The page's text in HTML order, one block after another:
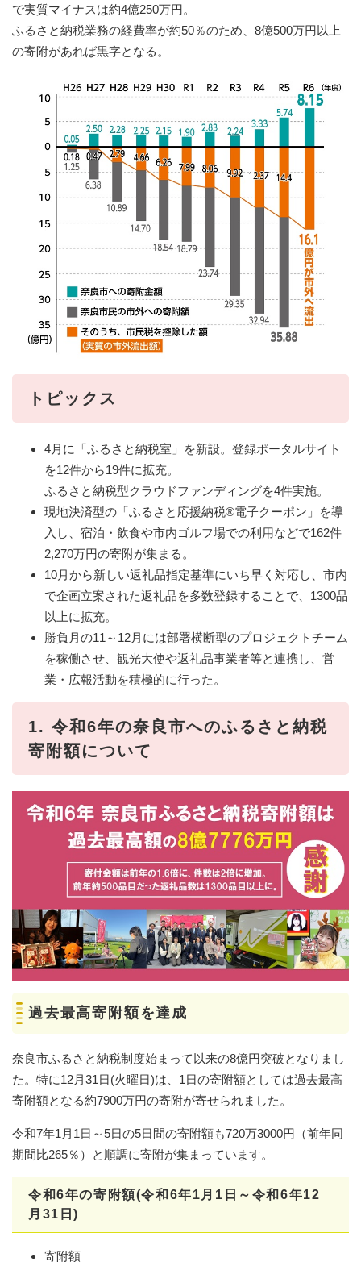
で実質マイナスは約4億250万円。
ふるさと納税業務の経費率が約50％のため、8億500万円以上
の寄附があれば黒字となる。
トピックス
4月に「ふるさと納税室」を新設。登録ポータルサイト
を12件から19件に拡充。
ふるさと納税型クラウドファンディングを4件実施。
現地決済型の「ふるさと応援納税®電子クーポン」を導
入し、宿泊・飲食や市内ゴルフ場での利用などで162件
2,270万円の寄附が集まる。
10月から新しい返礼品指定基準にいち早く対応し、市内
で企画立案された返礼品を多数登録することで、1300品
以上に拡充。
勝負月の11～12月には部署横断型のプロジェクトチーム
を稼働させ、観光大使や返礼品事業者等と連携し、営
業・広報活動を積極的に行った。
1. 令和6年の奈良市へのふるさと納税
寄附額について
​過去最高寄附額を達成
奈良市ふるさと納税制度始まって以来の8億円突破となりまし
た。特に12月31日(火曜日)は、1日の寄附額としては過去最高
寄附額となる約7900万円の寄附が寄せられました。
令和7年1月1日～5日の5日間の寄附額も720万3000円（前年同
期間比265％）と順調に寄附が集まっています。
令和6年の寄附額(令和6年1月1日～令和6年12
月31日)
​寄附額